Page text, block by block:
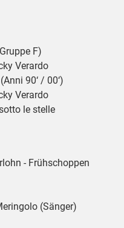
F)
Verardo
90‘ / 00‘)
Verardo
le stelle
- Frühschoppen
(Sänger)